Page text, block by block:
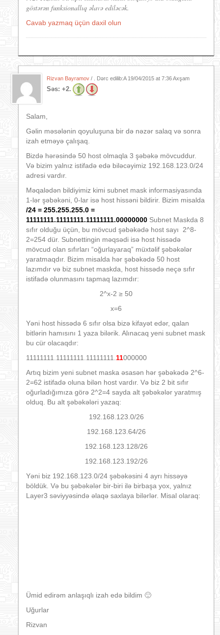
göstərən funksionallıq əlavə ediləcək.
Cavab yazmaq üçün daxil olun
Rizvan Bayramov / . Dərc edilib:A 19/04/2015 at 7:36 Axşam
Səs: +2.
Salam,
Gəlin məsələnin qoyuluşuna bir də nəzər salaq və sonra
izah etməyə çalışaq.
Bizdə hərəsində 50 host olmaqla 3 şəbəkə mövcuddur.
Və bizim yalnız istifadə edə biləcəyimiz 192.168.123.0/24
adresi vardır.
Məqalədən bildiyimiz kimi subnet mask informasiyasında
1-lər şəbəkəni, 0-lar isə host hissəni bildirir. Bizim misalda
/24 = 255.255.255.0 =
11111111.11111111.11111111.00000000 Subnet Maskda 8
sıfır olduğu üçün, bu mövcud şəbəkədə host sayı 2^8-
2=254 dür. Subnettingin məqsədi isə host hissədə
mövcud olan sıfırları “oğurlayaraq” müxtəlif şəbəkələr
yaratmaqdır. Bizim misalda hər şəbəkədə 50 host
lazımdır və biz subnet maskda, host hissədə neçə sıfır
istifadə olunmasını tapmaq lazımdır:
2^x-2 ≥ 50
x=6
Yəni host hissədə 6 sıfır olsa bizə kifayət edər, qalan
bitlərin hamısını 1 yaza bilərik. Alınacaq yeni subnet mask
bu cür olacaqdır:
11111111.11111111.11111111. 11000000
Artıq bizim yeni subnet maska əsasən hər şəbəkədə 2^6-
2=62 istifadə oluna bilən host vardır. Və biz 2 bit sıfır
oğurladığımıza görə 2^2=4 sayda alt şəbəkələr yaratmış
olduq. Bu alt şəbəkələri yazaq:
192.168.123.0/26
192.168.123.64/26
192.168.123.128/26
192.168.123.192/26
Yəni biz 192.168.123.0/24 şəbəkəsini 4 ayrı hissəyə
böldük. Və bu şəbəkələr bir-biri ilə birbaşa yox, yalnız
Layer3 səviyyəsində əlaqə saxlaya bilərlər. Misal olaraq:
Ümid edirəm anlaşıqlı izah edə bildim 🙂
Uğurlar
Rizvan